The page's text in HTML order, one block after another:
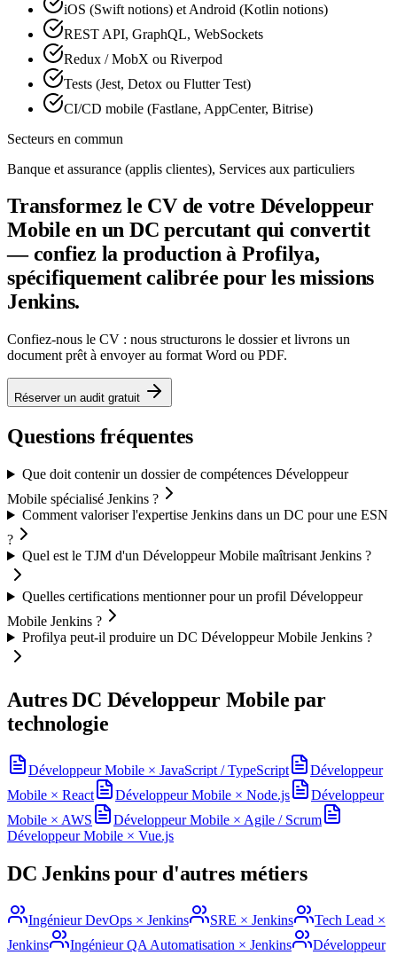
iOS (Swift notions) et Android (Kotlin notions)
REST API, GraphQL, WebSockets
Redux / MobX ou Riverpod
Tests (Jest, Detox ou Flutter Test)
CI/CD mobile (Fastlane, AppCenter, Bitrise)
Secteurs en commun
Banque et assurance (applis clientes), Services aux particuliers
Transformez le CV de votre Développeur
Mobile en un DC percutant qui convertit
— confiez la production à Profilya,
spécifiquement calibrée pour les missions
Jenkins.
Confiez-nous le CV : nous structurons le dossier et livrons un
document prêt à envoyer au format Word ou PDF.
Réserver un audit gratuit
Questions fréquentes
Que doit contenir un dossier de compétences Développeur
Mobile spécialisé Jenkins ?
Comment valoriser l'expertise Jenkins dans un DC pour une ESN
?
Quel est le TJM d'un Développeur Mobile maîtrisant Jenkins ?
Quelles certifications mentionner pour un profil Développeur
Mobile Jenkins ?
Profilya peut-il produire un DC Développeur Mobile Jenkins ?
Autres DC Développeur Mobile par
technologie
Développeur Mobile × JavaScript / TypeScript
Développeur
Mobile × React Développeur Mobile × Node.js
Développeur
Mobile × AWS Développeur Mobile × Agile / Scrum
Développeur Mobile × Vue.js
DC Jenkinspour d'autres métiers
Ingénieur DevOps × Jenkins SRE × Jenkins Tech Lead ×
Jenkins
Ingénieur QA Automatisation × Jenkins
Développeur